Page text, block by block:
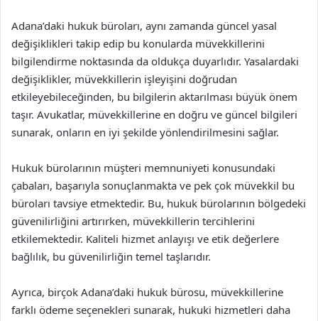
Adana’daki hukuk büroları, aynı zamanda güncel yasal
değişiklikleri takip edip bu konularda müvekkillerini
bilgilendirme noktasında da oldukça duyarlıdır. Yasalardaki
değişiklikler, müvekkillerin işleyişini doğrudan
etkileyebileceğinden, bu bilgilerin aktarılması büyük önem
taşır. Avukatlar, müvekkillerine en doğru ve güncel bilgileri
sunarak, onların en iyi şekilde yönlendirilmesini sağlar.
Hukuk bürolarının müşteri memnuniyeti konusundaki
çabaları, başarıyla sonuçlanmakta ve pek çok müvekkil bu
büroları tavsiye etmektedir. Bu, hukuk bürolarının bölgedeki
güvenilirliğini artırırken, müvekkillerin tercihlerini
etkilemektedir. Kaliteli hizmet anlayışı ve etik değerlere
bağlılık, bu güvenilirliğin temel taşlarıdır.
Ayrıca, birçok Adana’daki hukuk bürosu, müvekkillerine
farklı ödeme seçenekleri sunarak, hukuki hizmetleri daha